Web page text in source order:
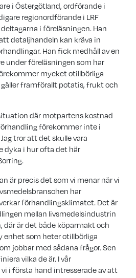
i Östergötland, ordförande i
regionordförande i LRF
i föreläsningen. Han
detaljhandeln kan kräva in
Han fick medhåll av en
under föreläsningen som har
mycket otillbörliga
framförallt potatis, frukt och
där motpartens kostnad
förekommer inte i
tror att det skulle vara
dyka i hur ofta det här
är precis det som vi menar när vi
har
förhandlingsklimatet. Det är
mellan livsmedelsindustrin
där är det både köparmakt och
enhet som heter otillbörliga
jobbar med sådana frågor. Sen
vilka de är. I vår
i första hand intresserade av att